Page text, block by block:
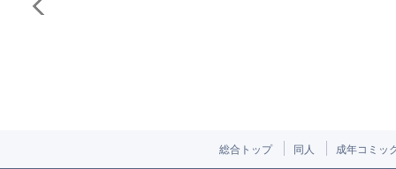
総合トップ 同人 成年コミッ